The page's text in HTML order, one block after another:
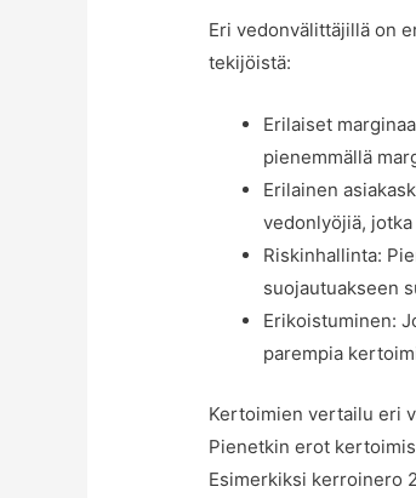
Eri vedonvälittäjillä on
tekijöistä:
Erilaiset
pienemmällä
Erilainen
vedonlyöjiä,
Riskinhallinta:
suojautuakseen
Erikoistuminen:
parempia
Kertoimien vertailu eri
Pienetkin erot
Esimerkiksi kerroinero